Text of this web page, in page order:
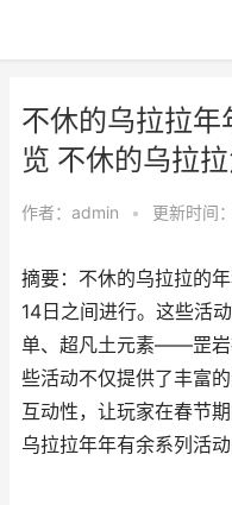
不休的乌拉拉
览 不休的乌拉
作者： admin • 更新时间
摘要：不休的乌拉拉的
14日之间进行。这些活
单、超凡土元素——罡岩
些活动不仅提供了丰富
互动性，让玩家在春节
乌拉拉年年有余系列活